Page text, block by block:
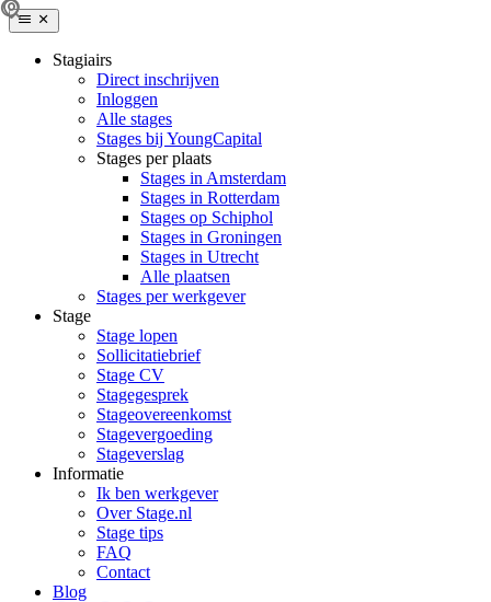
Stagiairs
Direct inschrijven
Inloggen
Alle stages
Stages bij YoungCapital
Stages per plaats
Stages in Amsterdam
Stages in Rotterdam
Stages op Schiphol
Stages in Groningen
Stages in Utrecht
Alle plaatsen
Stages per werkgever
Stage
Stage lopen
Sollicitatiebrief
Stage CV
Stagegesprek
Stageovereenkomst
Stagevergoeding
Stageverslag
Informatie
Ik ben werkgever
Over Stage.nl
Stage tips
FAQ
Contact
Blog